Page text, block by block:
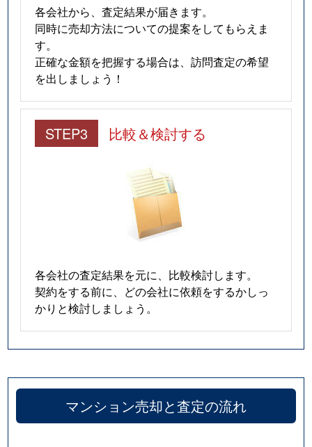
各会社から、査定結果が届きます。
同時に売却方法についての提案をしてもらえま
す。
正確な金額を把握する場合は、訪問査定の希望
を出しましょう！
STEP3 比較＆検討する
各会社の査定結果を元に、比較検討します。
契約をする前に、どの会社に依頼をするかしっ
かりと検討しましょう。
マンション売却と査定の流れ